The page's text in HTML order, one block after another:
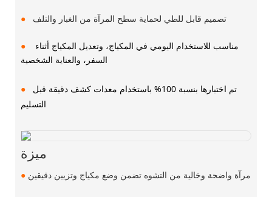
● تصميم قابل للطي لحماية سطح المرآة من الغبار والتلف
●
مناسب للاستخدام اليومي في المكياج، وتعديل المكياج أثناء
السفر، والعناية الشخصية
●
التسليم
ميزة
● مرآة واضحة وخالية من التشوه تضمن وضع مكياج وتزيين دقيقين